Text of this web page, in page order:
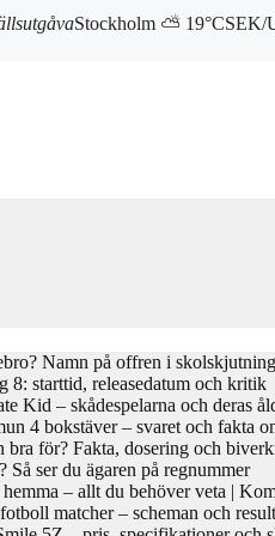
Stockholm ⛅ 19°CSEK/
Namn på offren i
8: starttid, releasedatum och kritik
Kid – skådespelarna och deras
4 bokstäver – svaret och fakta
bra för? Fakta, dosering och
Så ser du ägaren på regnummer
– allt du behöver veta |
matcher – scheman och